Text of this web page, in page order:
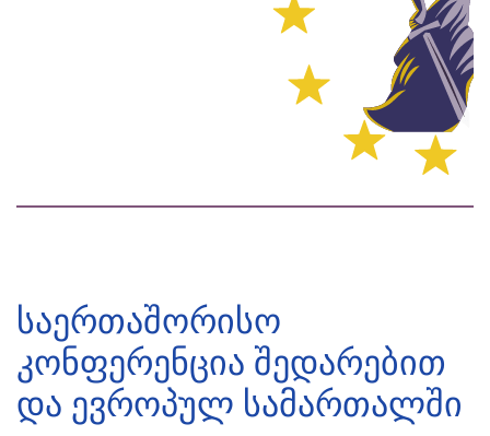
საერთაშორისო
კონფერენცია შედარებით
და ევროპულ სამართალში